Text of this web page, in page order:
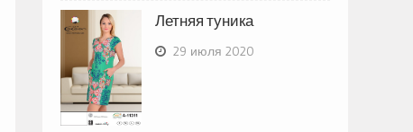
Летняя туника
29 июля 2020